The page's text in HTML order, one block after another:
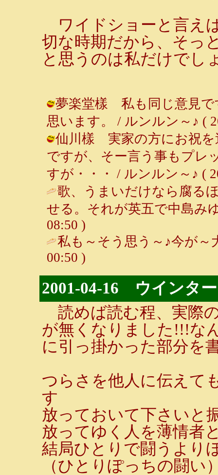
ワイドショーと言え
切な時期だから、そっ
と思うのは私だけでし
夢楽堂樣 私も同じ意見で
思います。 / ルンルン～♪ (
仙川樣 実家の方にお祝を
ですが、そー言う事もプレ
すが・・・ / ルンルン～♪ (
歌、うまいだけなら腐る
せる。それが英五で中島み
08:50 )
私も～そう思う～♪今が
00:50 )
2001-04-16 ウインタ
読めば読む程、実際
が無くなりました!!!な
に引っ掛かった部分を
つらさを他人に伝え
す
放っておいて下さいと
放ってゆく人を薄情者
結局ひとりで闘うより
（ひとりぽっちの闘い